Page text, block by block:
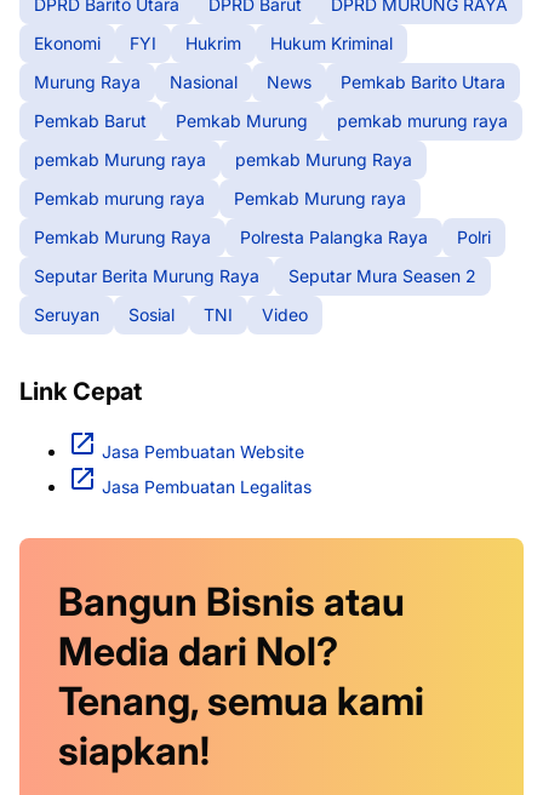
DPRD Barito Utara
DPRD Barut
DPRD MURUNG RAYA
Ekonomi
FYI Hukrim
Hukum Kriminal
Murung Raya
Nasional News
Pemkab Barito Utara
Pemkab Barut
Pemkab Murung
pemkab murung raya
pemkab Murung raya
pemkab Murung Raya
Pemkab murung raya
Pemkab Murung raya
Pemkab Murung Raya
Polresta Palangka Raya
Polri
Seputar Berita Murung Raya
Seputar Mura Seasen 2
Seruyan
Sosial TNI Video
Link Cepat
Jasa Pembuatan Website
Jasa Pembuatan Legalitas
Bangun Bisnis atau
Media dari Nol?
Tenang, semua kami
siapkan!